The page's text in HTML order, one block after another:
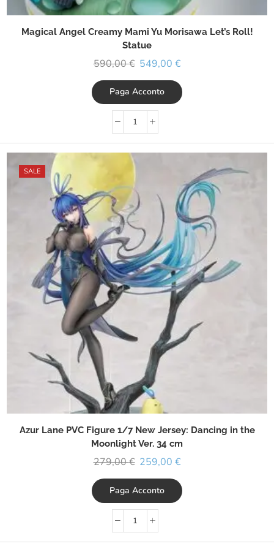
Magical Angel Creamy Mami Yu Morisawa Let’s Roll!
Statue
590,00€ 549,00 €
Paga Acconto
SALE
Azur Lane PVC Figure 1/7 New Jersey: Dancing in the
Moonlight Ver. 34 cm
279,00€ 259,00 €
Paga Acconto